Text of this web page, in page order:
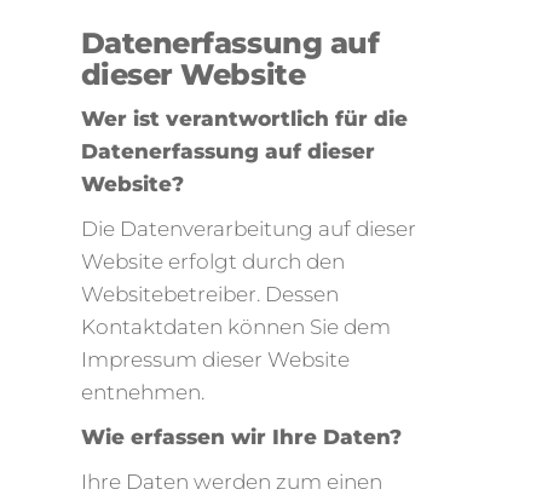
Datenerfassung auf
dieser Website
Wer ist verantwortlich für die
Datenerfassung auf dieser
Website?
Die Datenverarbeitung auf dieser
Website erfolgt durch den
Websitebetreiber. Dessen
Kontaktdaten können Sie dem
Impressum dieser Website
entnehmen.
Wie erfassen wir Ihre Daten?
Ihre Daten werden zum einen